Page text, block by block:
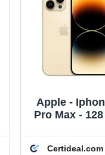
Apple -
Pro Max - 128
Certideal.com